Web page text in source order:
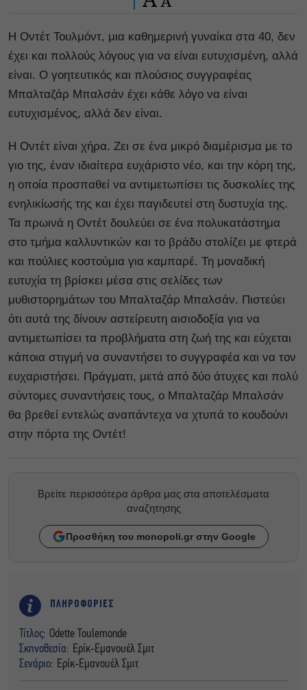
Η Οντέτ Τουλμόντ, μια καθημερινή γυναίκα στα 40, δεν
έχει και πολλούς λόγους για να είναι ευτυχισμένη, αλλά
είναι. Ο γοητευτικός και πλούσιος συγγραφέας
Μπαλταζάρ Μπαλσάν έχει κάθε λόγο να είναι
ευτυχισμένος, αλλά δεν είναι.
Η Οντέτ είναι χήρα. Ζει σε ένα μικρό διαμέρισμα με το
γιο της, έναν ιδιαίτερα ευχάριστο νέο, και την κόρη της,
η οποία προσπαθεί να αντιμετωπίσει τις δυσκολίες της
ενηλικίωσής της και έχει παγιδευτεί στη δυστυχία της.
Τα πρωινά η Οντέτ δουλεύει σε ένα πολυκατάστημα
στο τμήμα καλλυντικών και το βράδυ στολίζει με φτερά
και πούλιες κοστούμια για καμπαρέ. Τη μοναδική
ευτυχία τη βρίσκει μέσα στις σελίδες των
μυθιστορημάτων του Μπαλταζάρ Μπαλσάν. Πιστεύει
ότι αυτά της δίνουν αστείρευτη αισιοδοξία για να
αντιμετωπίσει τα προβλήματα στη ζωή της και εύχεται
κάποια στιγμή να συναντήσει το συγγραφέα και να τον
ευχαριστήσει. Πράγματι, μετά από δύο άτυχες και πολύ
σύντομες συναντήσεις τους, ο Μπαλταζάρ Μπαλσάν
θα βρεθεί εντελώς αναπάντεχα να χτυπά το κουδούνι
στην πόρτα της Οντέτ!
Βρείτε περισσότερα άρθρα μας στα αποτελέσματα
αναζητησης
Προσθήκη του monopoli.gr στην Google
ΠΛΗΡΟΦΟΡΙΕΣ
Τίτλος: Odette Toulemonde
Σκηνοθεσία: Ερίκ-Εμανουέλ Σμιτ
Σενάριο: Ερίκ-Εμανουέλ Σμιτ